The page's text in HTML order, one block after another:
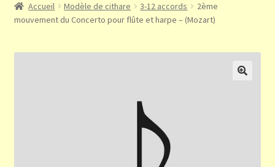
Mon compte
Validation de la commande
Accueil Modèle de cithare 3-12 accords
2ème
mouvement du Concerto pour flûte et harpe – (Mozart)